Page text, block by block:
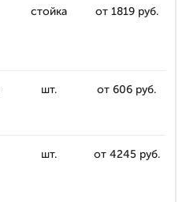
стойка от 1819 руб.
шт. от 606 руб.
шт. от 4245 руб.